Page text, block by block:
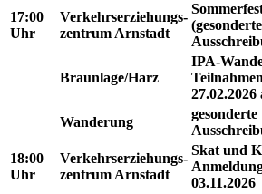
17:00
Uhr
Verkehrserziehungs-
zentrum Arnstadt
(gesonderte
Braunlage/Harz
IPA-
Wanderung
gesonderte
18:00
Uhr
Verkehrserziehungs-
zentrum Arnstadt
Skat und
03.11.2026